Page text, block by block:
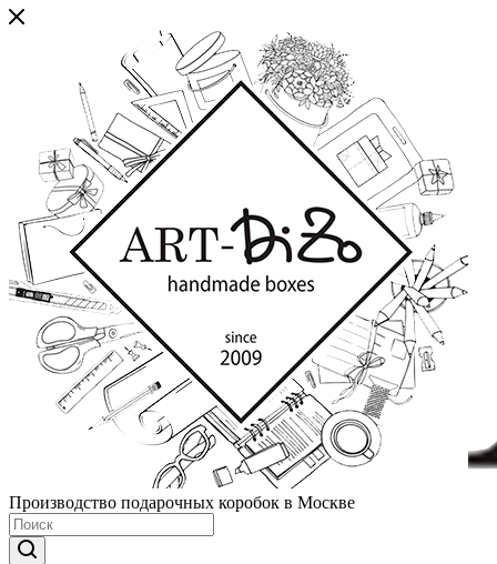
Производство подарочных коробок в Москве